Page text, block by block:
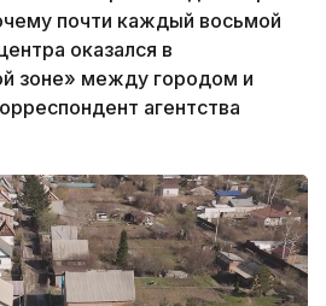
почти каждый восьмой
оказался в
зоне» между городом и
агентства